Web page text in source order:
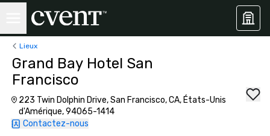
Lieux
Grand Bay Hotel San
Francisco
223 Twin Dolphin Drive, San Francisco, CA, États-Unis
d'Amérique, 94065-1414
Contactez-nous